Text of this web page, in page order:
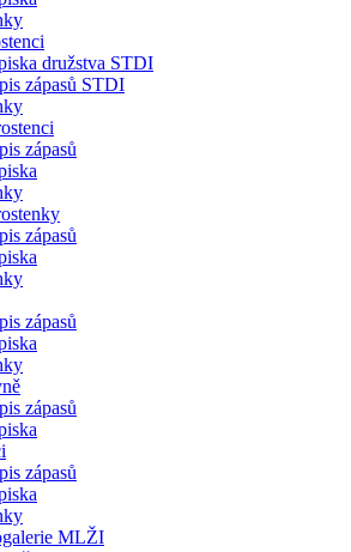
družstva STDI
zápasů STDI
zápasů
zápasů
zápasů
zápasů
zápasů
MLŽI